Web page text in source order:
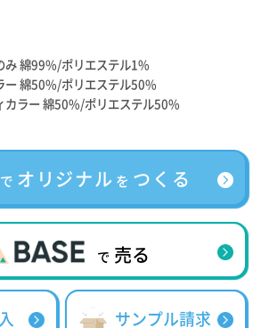
み 綿99%/ポリエステル1%
ー 綿50%/ポリエステル50%
カラー 綿50%/ポリエステル50%
オリジナル を つくる
で 売る
サンプル請求